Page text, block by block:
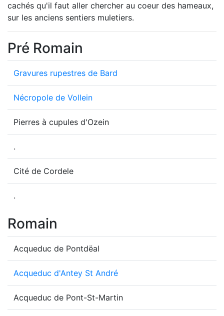
cachés qu'il faut aller chercher au coeur des hameaux,
sur les anciens sentiers muletiers.
Pré Romain
Gravures rupestres de Bard
Nécropole de Vollein
Pierres à cupules d'Ozein
.
Cité de Cordele
.
Romain
Acqueduc de Pontdëal
Acqueduc d'Antey St André
Acqueduc de Pont-St-Martin